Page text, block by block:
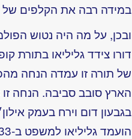
במידה רבה את הקלפים של
ובכן, על מה היה נטוש
של תורה זו עמדה הנחה
הארץ סובב סביבה. הנחה
בגבעון דום וירח בעמק